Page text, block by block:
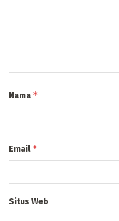
Nama *
Email*
Situs Web